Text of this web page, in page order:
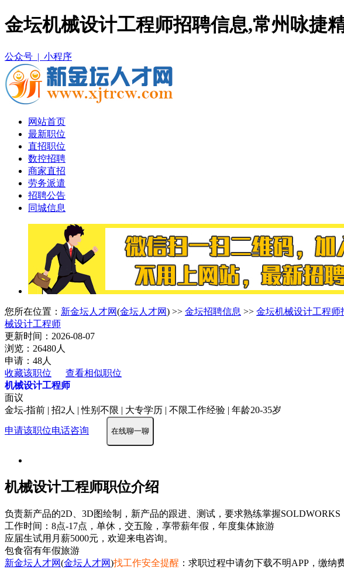
金坛机械设计工程师招聘信息,常州咏捷
公众号 | 小程序
网站首页
最新职位
直招职位
数控招聘
商家直招
劳务派遣
招聘公告
同城信息
您所在位置： 新金坛人才网(金坛人才网) >> 金坛招聘信息 >> 金坛机械设计工程师
械设计工程师
更新时间：2026-08-07
浏览：26480人
申请：48人
收藏该职位
查看相似职位
机械设计工程师
面议
金坛-指前 | 招2人 | 性别不限 | 大专学历 | 不限工作经验 | 年龄20-35岁
申请该职位电话咨询 在线聊一聊
机械设计工程师职位介绍
负责新产品的2D、3D图绘制，新产品的跟进、测试，要求熟练掌握
工作时间：8点-17点，单休，交五险，享带薪年假，年度集体旅游
应届生试用月薪5000元，欢迎来电咨询。
包食宿有年假旅游
新金坛人才网(金坛人才网)找工作安全提醒 ：求职过程中请勿下载不明APP，缴